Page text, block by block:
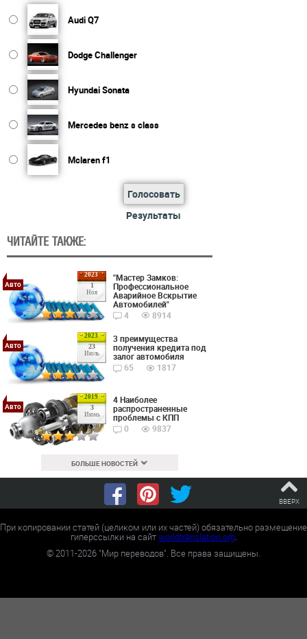
Audi Q7
Dodge Challenger
Hyundai Sonata
Mercedes benz s class
Mclaren f1
Голосовать
Результаты
ЧИТАЙТЕ ТАКЖЕ:
2023
1
Ноя
Авто
"Мастер Замков:
Профессиональное
Аварийное Вскрытие
Автомобилей"
4
8914
2023
23
Июль
Авто
3 преимущества
получения кредита под
залог автомобиля
65
1817
2019
3
Июнь
Авто
4 Наиболее
распространенные
проблемы с КПП
0
9837
БОЛЬШЕ НОВОСТЕЙ
ВВЕРХ
При копировании статей (целиком или их частей) обязательно размещение
гиперссылки на сайтworldtranslation.org.
©2011-2026 "Мир переводов". Все права защищены.